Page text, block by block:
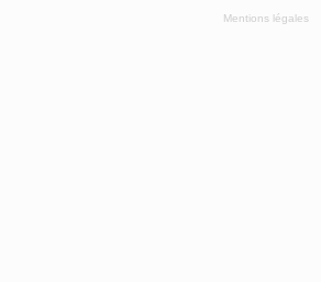
Mentions légales